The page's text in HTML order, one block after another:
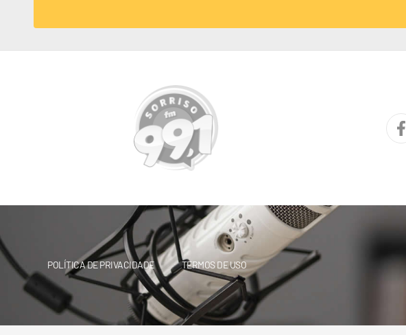
POLÍTICA DE PRIVACIDADE TERMOS DE USO